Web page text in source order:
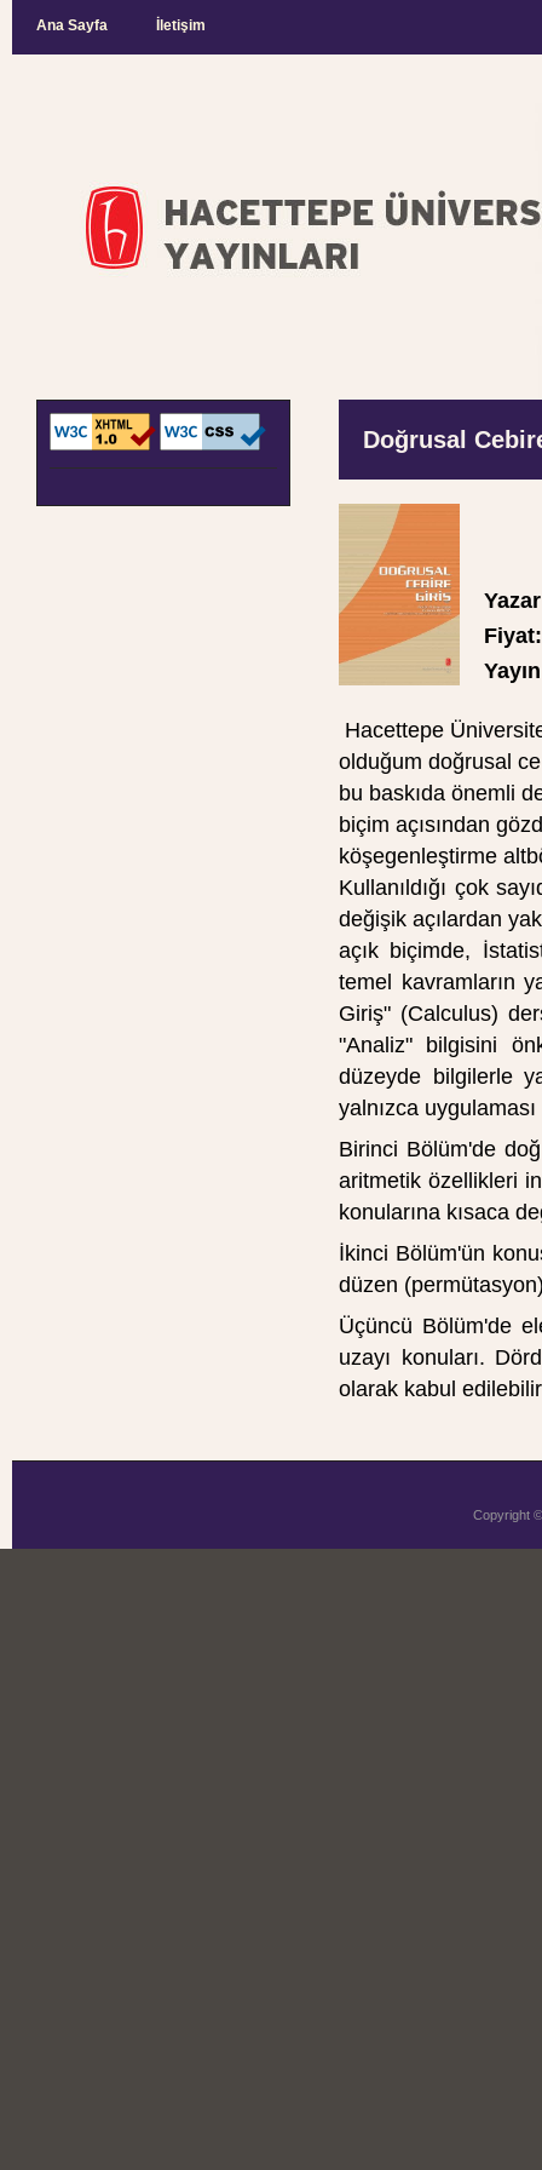
Ana Sayfa İletişim
Doğrusal
Fiyat:
Hacettepe
olduğum doğrusal
bu baskıda önemli
biçim açısından
köşegenleştirme
Kullanıldığı çok
değişik açılardan
açık biçimde,
temel kavramların
Giriş" (Calculus)
"Analiz" bilgisini
düzeyde bilgilerle
yalnızca
Birinci Bölüm'de
aritmetik özellikleri
konularına kısaca
İkinci Bölüm'ün
düzen
Üçüncü Bölüm'de
uzayı konuları.
olarak kabul
Copyright